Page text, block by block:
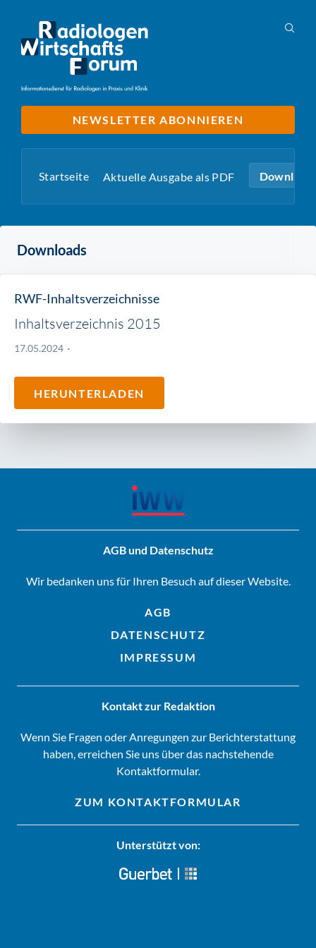
NEWSLETTER ABONNIEREN
Startseite Aktuelle Ausgabe als PDF
Downloads
RWF-Inhaltsverzeichnisse
Inhaltsverzeichnis 2015
17.05.2024
HERUNTERLADEN
AGB und Datenschutz
Wir bedanken uns für Ihren Besuch auf dieser Website.
AGB
DATENSCHUTZ
IMPRESSUM
Kontakt zur Redaktion
Wenn Sie Fragen oder Anregungen zur Berichterstattung
haben, erreichen Sie uns über das nachstehende
Kontaktformular.
ZUM KONTAKTFORMULAR
Unterstützt von: